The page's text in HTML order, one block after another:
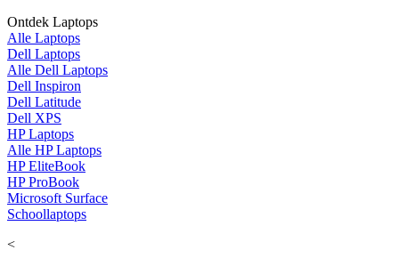
Ontdek Laptops
Alle Laptops
Dell Laptops
Alle Dell Laptops
Dell Inspiron
Dell Latitude
Dell XPS
HP Laptops
Alle HP Laptops
HP EliteBook
HP ProBook
Microsoft Surface
Schoollaptops
<